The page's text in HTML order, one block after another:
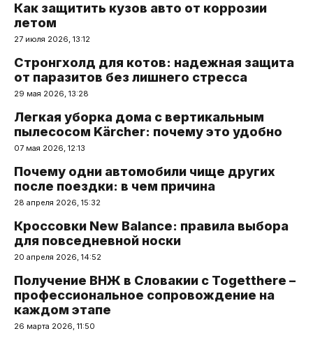
Как защитить кузов авто от коррозии
летом
27 июля 2026, 13:12
Стронгхолд для котов: надежная защита
от паразитов без лишнего стресса
29 мая 2026, 13:28
Легкая уборка дома с вертикальным
пылесосом Kärcher: почему это удобно
07 мая 2026, 12:13
Почему одни автомобили чище других
после поездки: в чем причина
28 апреля 2026, 15:32
Кроссовки New Balance: правила выбора
для повседневной носки
20 апреля 2026, 14:52
Получение ВНЖ в Словакии с Togetthere –
профессиональное сопровождение на
каждом этапе
26 марта 2026, 11:50